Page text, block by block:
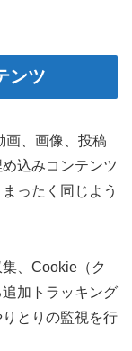
ンツ
画、画像、投稿
込みコンテンツ
ったく同じよう
、Cookie（ク
加トラッキング
とりの監視を行